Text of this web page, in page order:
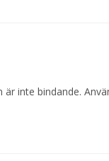
inte bindande.